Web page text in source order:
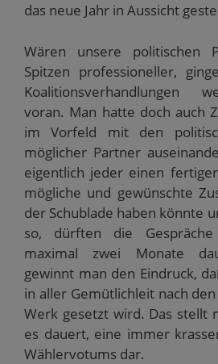
das neue Jahr in Aussicht
Wären unsere politischen
Spitzen professioneller,
Koalitionsverhandlungen
voran. Man hatte doch auch
im Vorfeld mit den
möglicher Partner
eigentlich jeder einen
mögliche und gewünschte
der Schublade haben könnte
so, dürften die
maximal zwei Monate
gewinnt man den Eindruck,
in aller Gemütlichleit nach
Werk gesetzt wird. Das stellt
es dauert, eine immer
Wählervotums dar.